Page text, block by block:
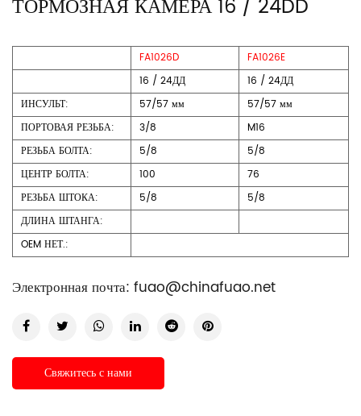
ТОРМОЗНАЯ КАМЕРА 16 / 24DD
FA1026D
FA1026E
16 / 24ДД
16 / 24ДД
ИНСУЛЬТ:
57/57 мм
57/57 мм
ПОРТОВАЯ РЕЗЬБА:
3/8
M16
РЕЗЬБА БОЛТА:
5/8
5/8
ЦЕНТР БОЛТА:
100
76
РЕЗЬБА ШТОКА:
5/8
5/8
ДЛИНА ШТАНГА:
OEM НЕТ.:
Электронная почта: fuao@chinafuao.net
Свяжитесь с нами